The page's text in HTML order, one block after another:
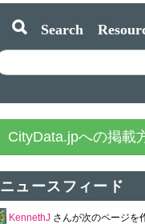
Search
CityData.jpへの掲載
ニュースフィード
KennethJ さんが次のページを